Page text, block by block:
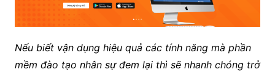
Nếu biết vận dụng hiệu quả các tính năng mà phần
mềm đào tạo nhân sự đem lại thì sẽ nhanh chóng trở